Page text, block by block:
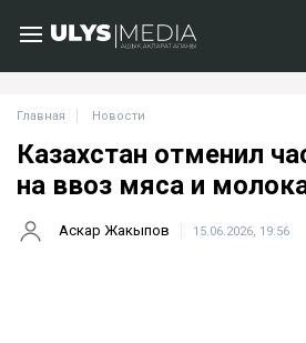
Главная Новости
Казахстан отменил
на ввоз мяса и
Аскар Жакыпов 15.06.2026, 19:56